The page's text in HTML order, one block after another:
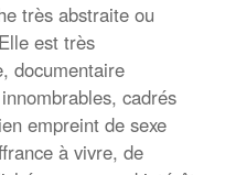
très abstraite ou
est très
documentaire
cadrés
empreint de sexe
à vivre, de